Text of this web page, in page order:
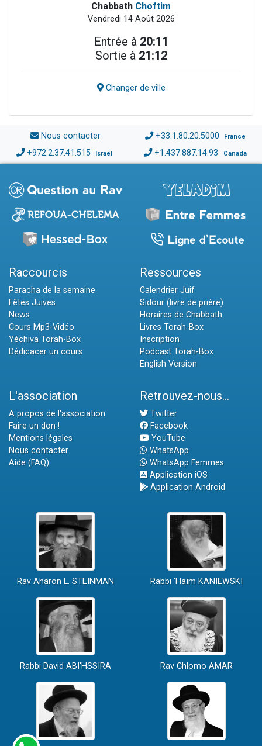
Chabbath Choftim
Vendredi 14 Août 2026
Entrée à 20:11
Sortie à 21:12
Changer de ville
Nous contacter +33.1.80.20.5000 France
+972.2.37.41.515 Israël +1.437.887.14.93 Canada
Raccourcis
Paracha de la semaine
Fêtes Juives
News
Cours Mp3-Vidéo
Yéchiva Torah-Box
Dédicacer un cours
Ressources
Calendrier Juif
Sidour (livre de prière)
Horaires de Chabbath
Livres Torah-Box
Inscription
Podcast Torah-Box
English Version
L'association
A propos de l'association
Faire un don !
Mentions légales
Nous contacter
Aide (FAQ)
Retrouvez-nous...
Twitter
Facebook
YouTube
WhatsApp
WhatsApp Femmes
Application iOS
Application Android
Rav Aharon L. STEINMAN Rabbi 'Haïm KANIEWSKI
Rabbi David ABI'HSSIRA Rav Chlomo AMAR